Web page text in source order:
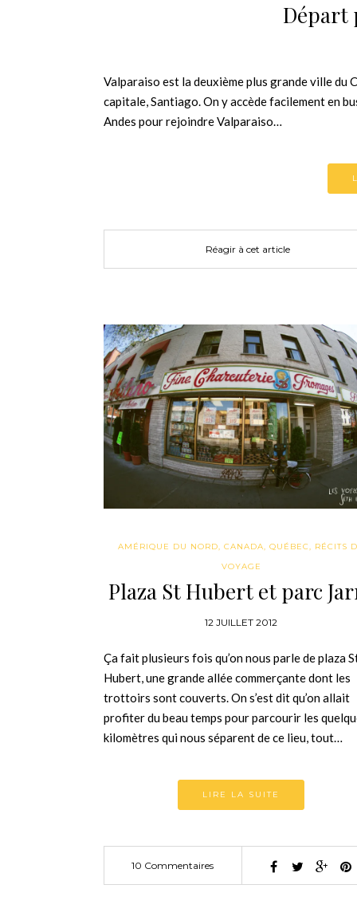
Départ
Valparaiso est la deuxième plus grande ville du
capitale, Santiago. On y accède facilement en
Andes pour rejoindre Valparaiso…
Réagir à cet article
AMÉRIQUE DU NORD, CANADA, QUÉBEC, RÉCITS
VOYAGE
Plaza St Hubert et parc
12 JUILLET 2012
Ça fait plusieurs fois qu’on nous parle de plaza
Hubert, une grande allée commerçante dont les
trottoirs sont couverts. On s’est dit qu’on allait
profiter du beau temps pour parcourir les
kilomètres qui nous séparent de ce lieu, tout…
LIRE LA SUITE
10 Commentaires